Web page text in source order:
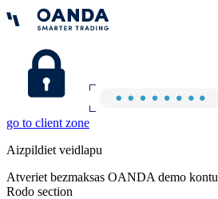
go to client zone
Aizpildiet veidlapu
Atveriet bezmaksas OANDA demo kontu
Rodo section